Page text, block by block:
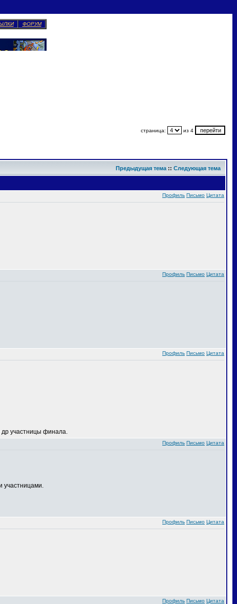
ФОРУМ
страница: из 4
Предыдущая тема :: Следующая тема
Профиль Письмо Цитата
Профиль Письмо Цитата
Профиль Письмо Цитата
участницы финала.
Профиль Письмо Цитата
Профиль Письмо Цитата
Профиль Письмо Цитата